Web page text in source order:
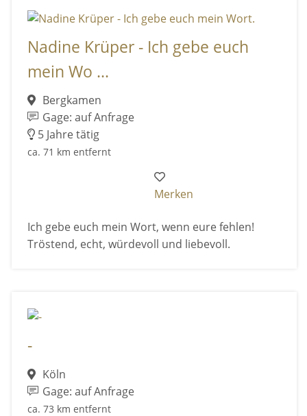
Nadine Krüper - Ich gebe euch
mein Wo ...
Bergkamen
Gage: auf Anfrage
5 Jahre tätig
ca. 71 km entfernt
Merken
Ich gebe euch mein Wort, wenn eure fehlen!
Tröstend, echt, würdevoll und liebevoll.
-
Köln
Gage: auf Anfrage
ca. 73 km entfernt